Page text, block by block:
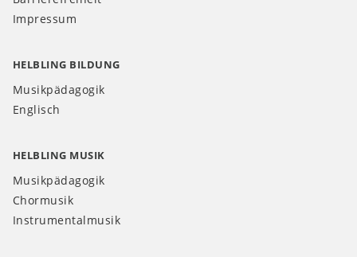
Impressum
HELBLING BILDUNG
Musikpädagogik
Englisch
HELBLING MUSIK
Musikpädagogik
Chormusik
Instrumentalmusik